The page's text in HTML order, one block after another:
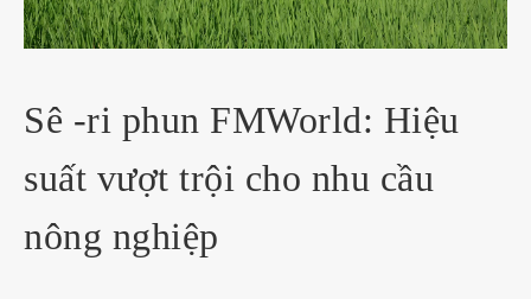
Sê -ri phun FMWorld: Hiệu
suất vượt trội cho nhu cầu
nông nghiệp